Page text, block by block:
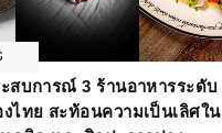
สบการณ์ 3 ร้านอาหารระดับ
ไทย สะท้อนความเป็นเลิศใน